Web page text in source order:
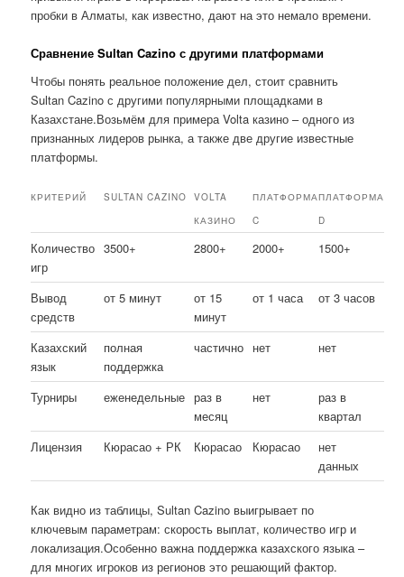
пробки в Алматы, как известно, дают на это немало времени.
Сравнение Sultan Cazino с другими платформами
Чтобы понять реальное положение дел, стоит сравнить
Sultan Cazino с другими популярными площадками в
Казахстане.Возьмём для примера Volta казино – одного из
признанных лидеров рынка, а также две другие известные
платформы.
КРИТЕРИЙ SULTAN CAZINO
VOLTA
КАЗИНО
ПЛАТФОРМА
C
ПЛАТФОРМА
D
Количество
игр
3500+ 2800+ 2000+ 1500+
Вывод
средств
от 5 минут
от 15
минут
от 1 часа от 3 часов
Казахский
язык
полная
поддержка
частично нет нет
Турниры еженедельные раз в
месяц
нет
раз в
квартал
Лицензия
Кюрасао + РК Кюрасао Кюрасао
нет
данных
Как видно из таблицы, Sultan Cazino выигрывает по
ключевым параметрам: скорость выплат, количество игр и
локализация.Особенно важна поддержка казахского языка –
для многих игроков из регионов это решающий фактор.